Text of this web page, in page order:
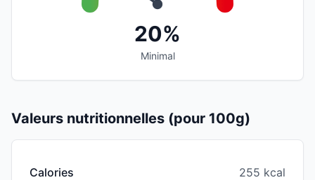
20%
Minimal
Valeurs nutritionnelles (pour 100g)
Calories 255 kcal